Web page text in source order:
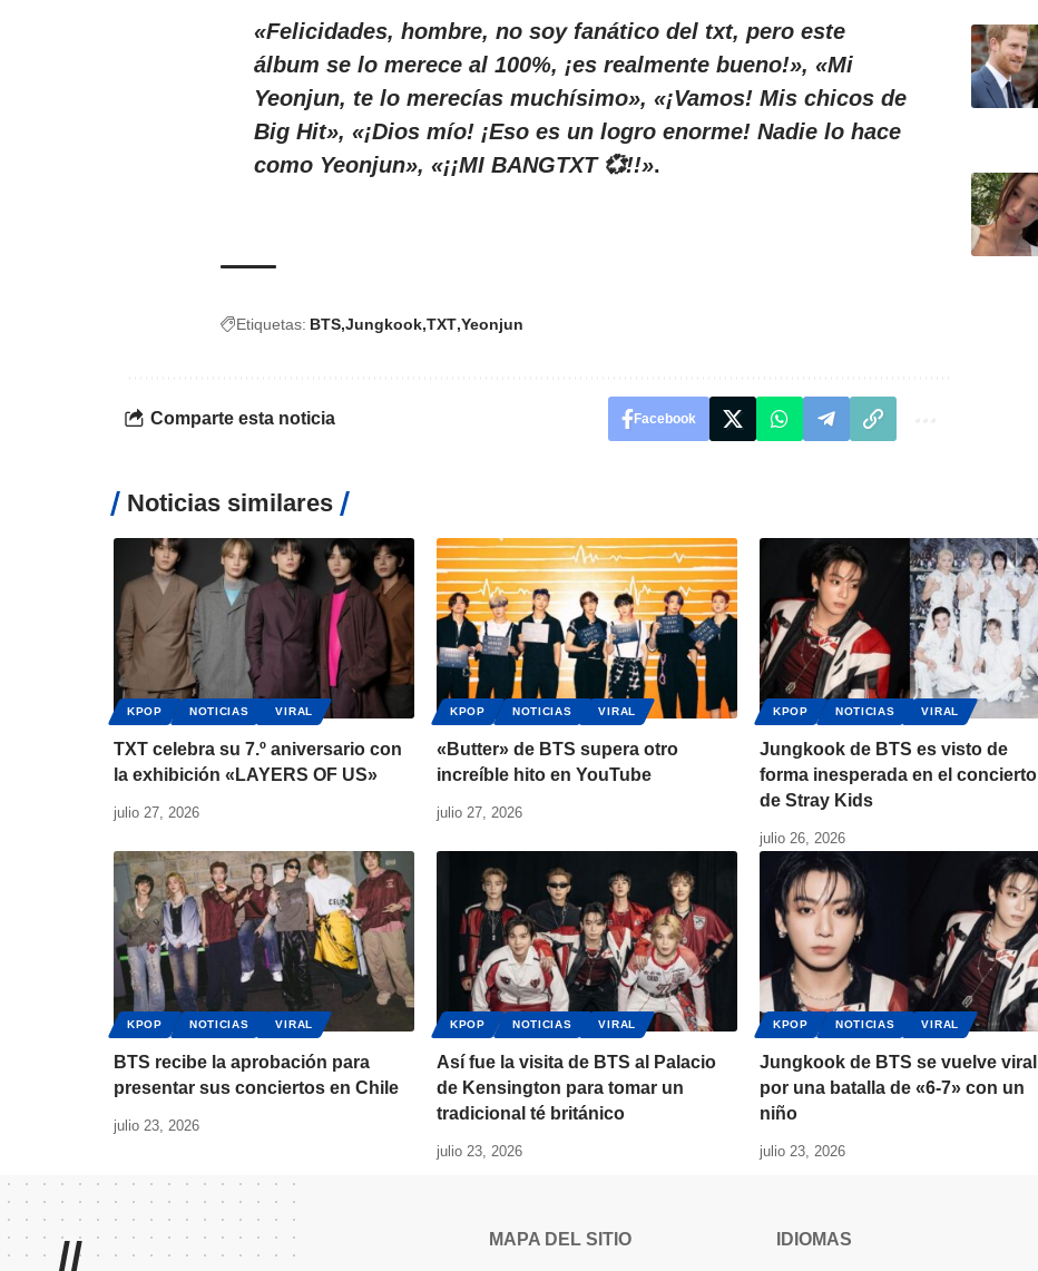
«Felicidades, hombre, no soy fanático del txt, pero este
álbum se lo merece al 100%, ¡es realmente bueno!», «Mi
Yeonjun, te lo merecías muchísimo», «¡Vamos! Mis chicos de
Big Hit», «¡Dios mío! ¡Eso es un logro enorme! Nadie lo hace
como Yeonjun», «¡¡MI BANGTXT 💞!!».
Etiquetas: BTS Jungkook TXT Yeonjun
Comparte esta noticia Facebook
Noticias similares
KPOP NOTICIAS VIRAL
TXT celebra su 7.º aniversario con
la exhibición «LAYERS OF US»
julio 27, 2026
KPOP NOTICIAS VIRAL
«Butter» de BTS supera otro
increíble hito en YouTube
julio 27, 2026
KPOP NOTICIAS VIRAL
Jungkook de BTS es visto de
forma inesperada en el concierto
de Stray Kids
julio 26, 2026
KPOP NOTICIAS VIRAL
BTS recibe la aprobación para
presentar sus conciertos en Chile
julio 23, 2026
KPOP NOTICIAS VIRAL
Así fue la visita de BTS al Palacio
de Kensington para tomar un
tradicional té británico
julio 23, 2026
KPOP NOTICIAS VIRAL
Jungkook de BTS se vuelve viral
por una batalla de «6-7» con un
niño
julio 23, 2026
// MAPA DEL SITIO IDIOMAS